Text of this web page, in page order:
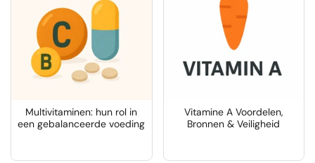
Multivitaminen: hun rol in
een gebalanceerde voeding
Vitamine A Voordelen,
Bronnen & Veiligheid